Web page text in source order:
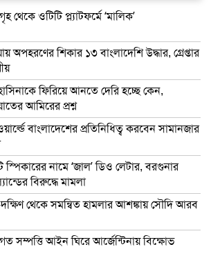
থেকে ওটিটি প্ল্যাটফর্মে ‘মালিক’
অপহরণের শিকার ১৩ বাংলাদেশি উদ্ধার, গ্রেপ্তার
ফিরিয়ে আনতে দেরি হচ্ছে কেন,
আমিরের প্রশ্ন
বাংলাদেশের প্রতিনিধিত্ব করবেন সামানজার
স্পিকারের নামে ‘জাল’ ডিও লেটার, বরগুনার
বিরুদ্ধে মামলা
থেকে সমন্বিত হামলার আশঙ্কায় সৌদি আরব
সম্পত্তি আইন ঘিরে আর্জেন্টিনায় বিক্ষোভ